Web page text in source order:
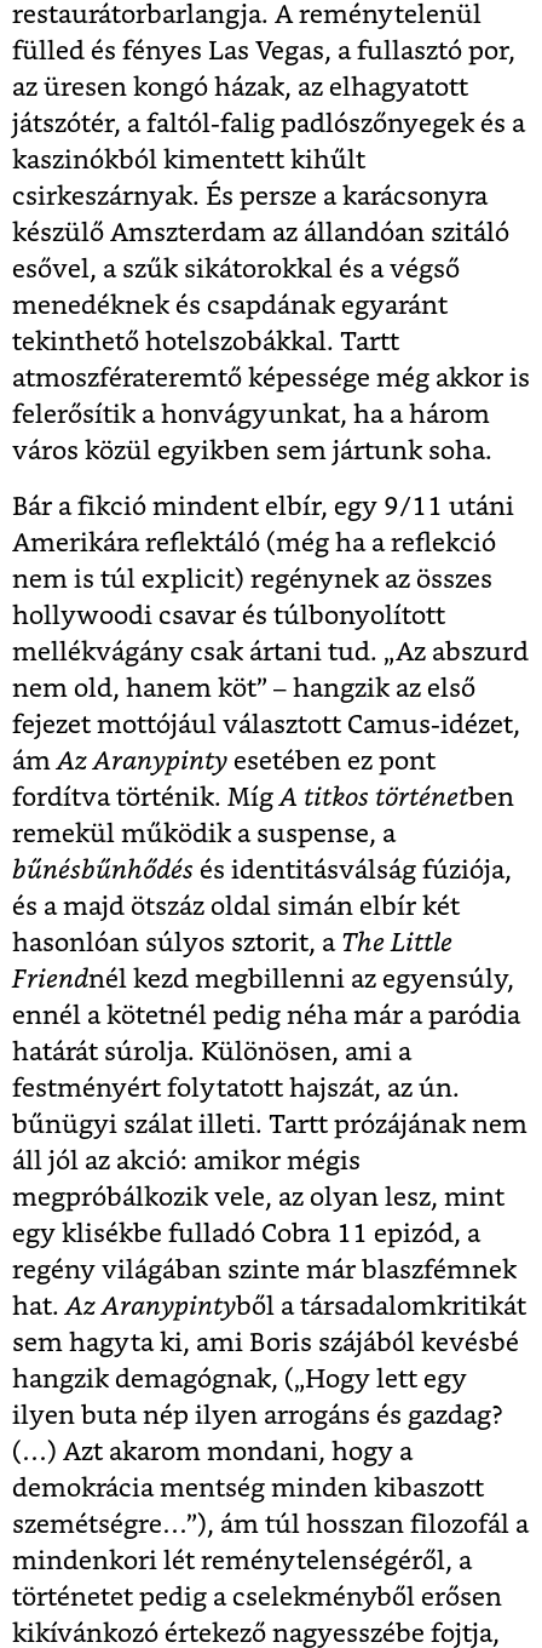
restaurátorbarlangja. A reménytelenül
fülled és fényes Las Vegas, a fullasztó por,
az üresen kongó házak, az elhagyatott
játszótér, a faltól-falig padlószőnyegek és a
kaszinókból kimentett kihűlt
csirkeszárnyak. És persze a karácsonyra
készülő Amszterdam az állandóan szitáló
esővel, a szűk sikátorokkal és a végső
menedéknek és csapdának egyaránt
tekinthető hotelszobákkal. Tartt
atmoszférateremtő képessége még akkor is
felerősítik a honvágyunkat, ha a három
város közül egyikben sem jártunk soha.
Bár a fikció mindent elbír, egy 9/11 utáni
Amerikára reflektáló (még ha a reflekció
nem is túl explicit) regénynek az összes
hollywoodi csavar és túlbonyolított
mellékvágány csak ártani tud. „Az abszurd
nem old, hanem köt” – hangzik az első
fejezet mottójául választott Camus-idézet,
ám Az Aranypinty esetében ez pont
fordítva történik. Míg A titkos történetben
remekül működik a suspense, a
bűnésbűnhődés és identitásválság fúziója,
és a majd ötszáz oldal simán elbír két
hasonlóan súlyos sztorit, a The Little
Friendnél kezd megbillenni az egyensúly,
ennél a kötetnél pedig néha már a paródia
határát súrolja. Különösen, ami a
festményért folytatott hajszát, az ún.
bűnügyi szálat illeti. Tartt prózájának nem
áll jól az akció: amikor mégis
megpróbálkozik vele, az olyan lesz, mint
egy klisékbe fulladó Cobra 11 epizód, a
regény világában szinte már blaszfémnek
hat. Az Aranypintyből a társadalomkritikát
sem hagyta ki, ami Boris szájából kevésbé
hangzik demagógnak, („Hogy lett egy
ilyen buta nép ilyen arrogáns és gazdag?
(…) Azt akarom mondani, hogy a
demokrácia mentség minden kibaszott
szemétségre…”), ám túl hosszan filozofál a
mindenkori lét reménytelenségéről, a
történetet pedig a cselekményből erősen
kikívánkozó értekező nagyesszébe fojtja,